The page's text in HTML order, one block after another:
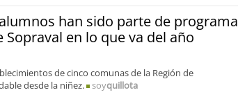
han sido parte de programa
Sopraval en lo que va del año
de cinco comunas de la Región de
desde la niñez.
soyquillota